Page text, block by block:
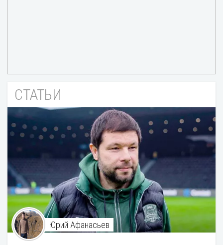
СТАТЬИ
Юрий Афанасьев